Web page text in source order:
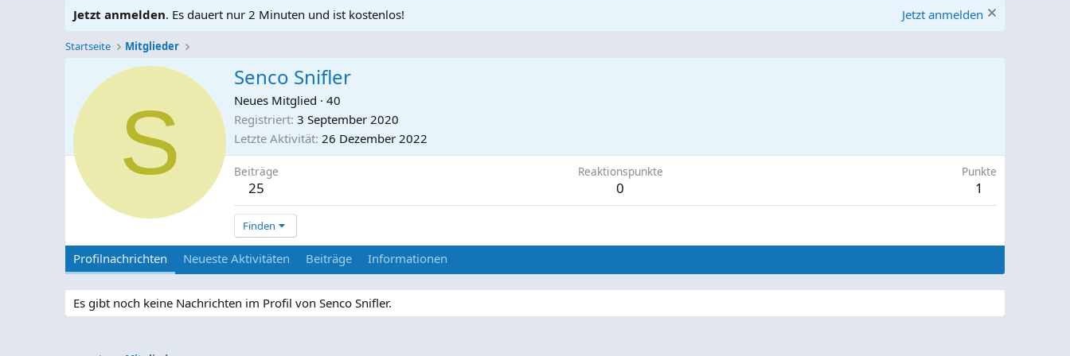
Jetzt anmelden. Es dauert nur 2 Minuten und ist kostenlos! Jetzt anmelden
Startseite Mitglieder
S
Senco Snifler
Neues Mitglied · 40
Registriert 3 September 2020
Letzte Aktivität 26 Dezember 2022
Beiträge
25
Reaktionspunkte
0
Punkte
1
Finden
Profilnachrichten Neueste Aktivitäten Beiträge Informationen
Es gibt noch keine Nachrichten im Profil von Senco Snifler.